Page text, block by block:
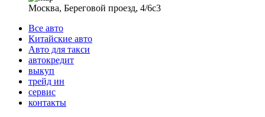
Москва, Береговой проезд, 4/6с3
Все авто
Китайские авто
Авто для такси
автокредит
выкуп
трейд ин
сервис
контакты